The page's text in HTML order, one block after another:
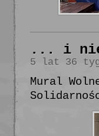
... i
5 lat 36
Mural